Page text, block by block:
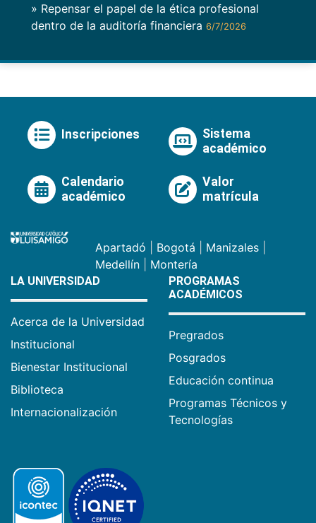
» Repensar el papel de la ética profesional
dentro de la auditoría financiera 6/7/2026
Inscripciones
Sistema
académico
Calendario
académico
Valor
matrícula
Apartadó Bogotá Manizales
Medellín
Montería
LA UNIVERSIDAD
Acerca de la Universidad
Institucional
Bienestar Institucional
Biblioteca
Internacionalización
PROGRAMAS
ACADÉMICOS
Pregrados
Posgrados
Educación continua
Programas Técnicos y
Tecnologías